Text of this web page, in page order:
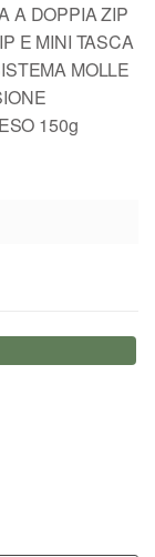
A DOPPIA ZIP
E MINI TASCA
MOLLE
150g